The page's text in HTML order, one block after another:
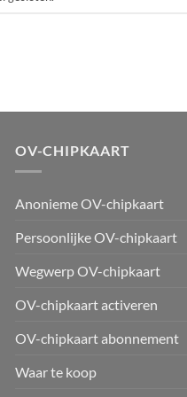
OV-CHIPKAART
Anonieme OV-chipkaart
Persoonlijke OV-chipkaart
Wegwerp OV-chipkaart
OV-chipkaart activeren
OV-chipkaart abonnement
Waar te koop